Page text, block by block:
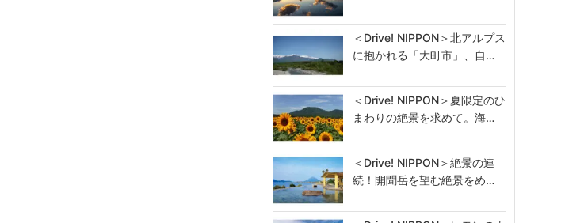
＜Drive! NIPPON＞北アルプス
に抱かれる「大町市」、自…
＜Drive! NIPPON＞夏限定のひ
まわりの絶景を求めて。海…
＜Drive! NIPPON＞絶景の連
続！開聞岳を望む絶景をめ…